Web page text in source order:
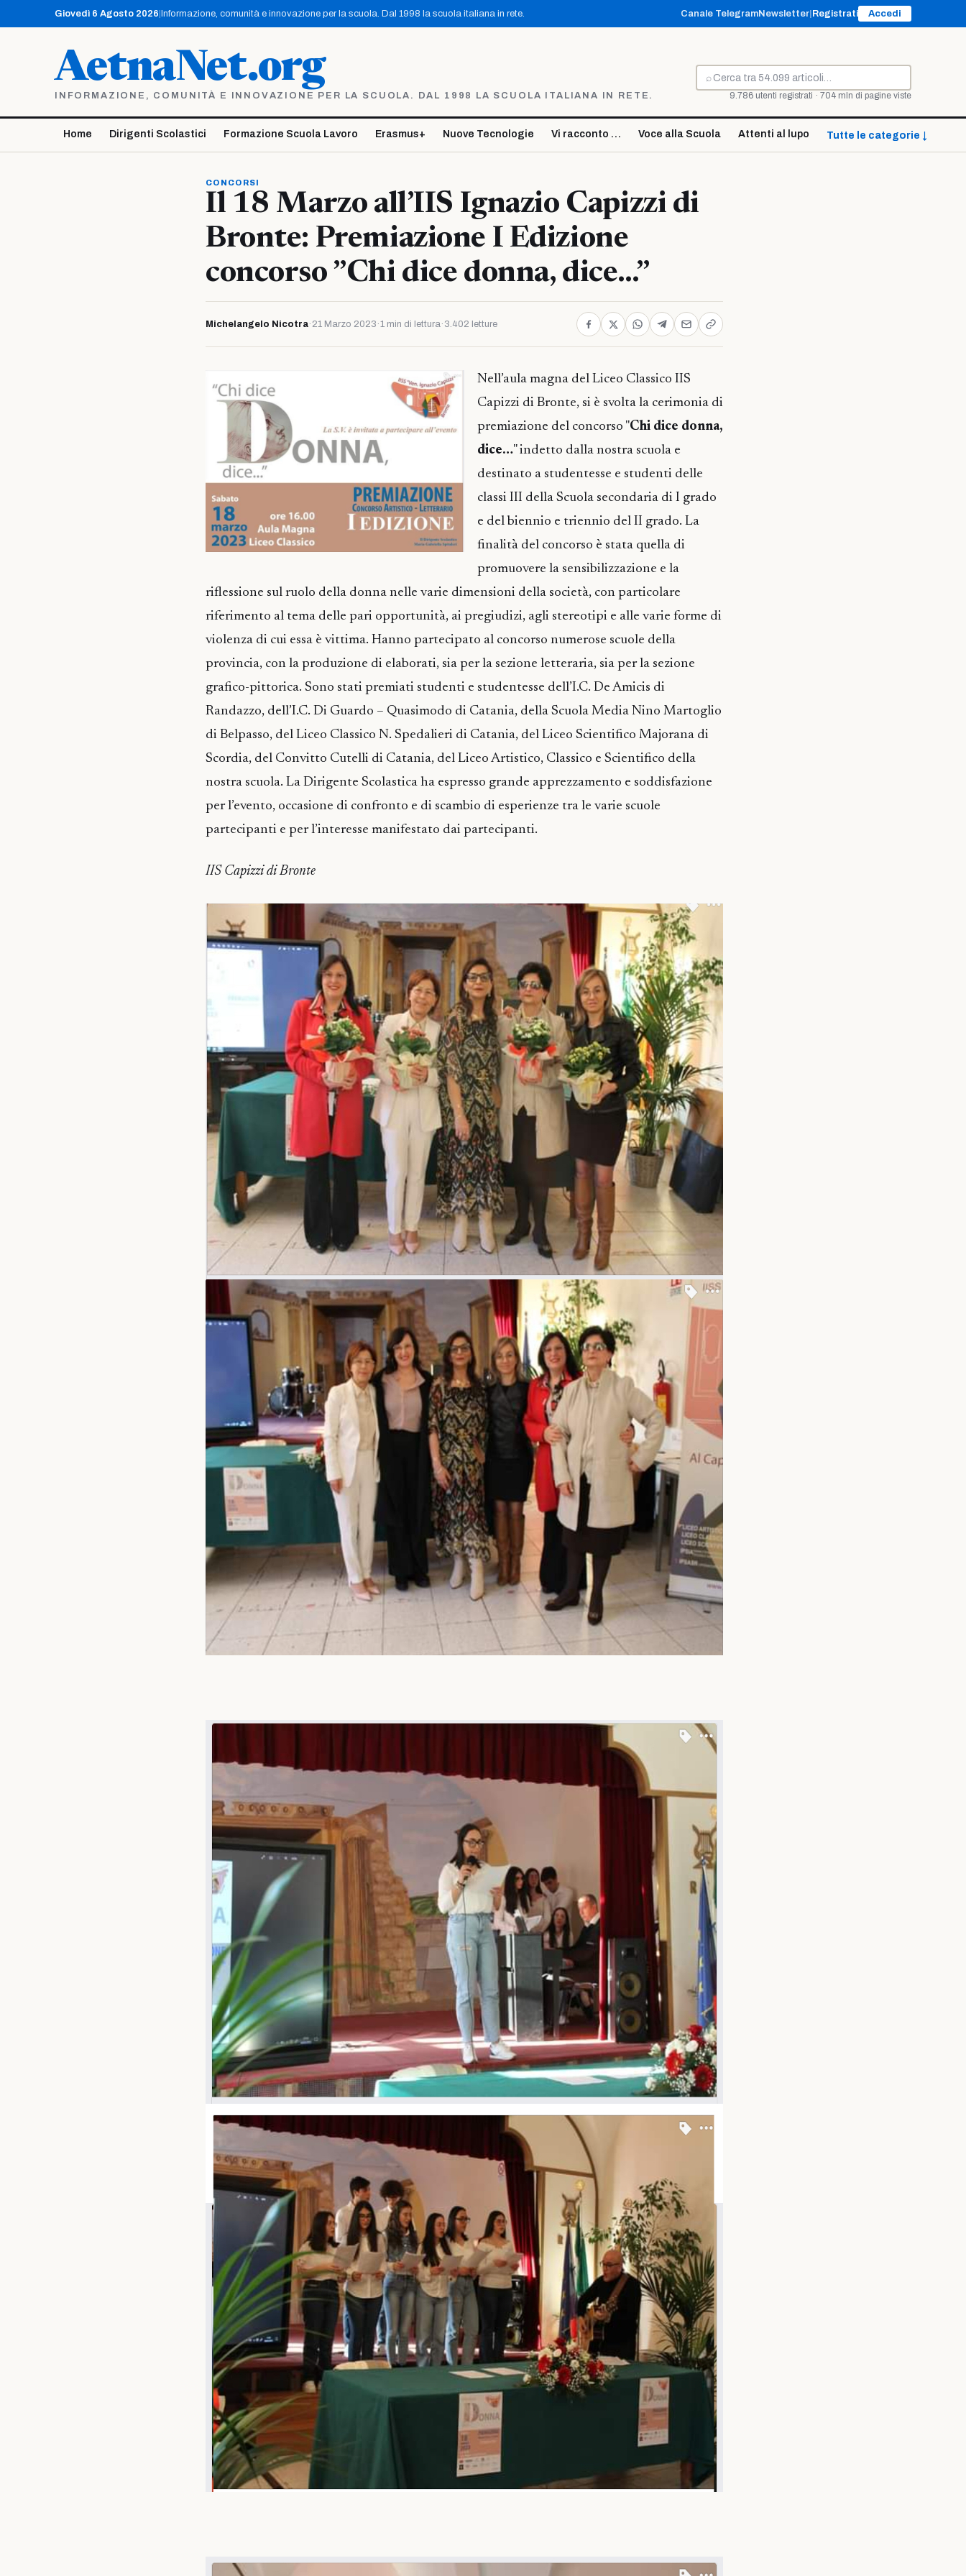
contenuto
Giovedì 6 Agosto 2026 Informazione, comunità e innovazione per la scuola. Dal 1998 la scuola italiana in rete. Canale TelegramNewsletter Registrati Accedi
AetnaNet.org
INFORMAZIONE, COMUNITÀ E INNOVAZIONE PER LA SCUOLA. DAL 1998 LA SCUOLA ITALIANA IN RETE.
⌕
Cerca
9.786 utenti registrati · 704 mln di pagine viste
Home Dirigenti Scolastici Formazione Scuola Lavoro Erasmus+ Nuove Tecnologie Vi racconto … Voce alla Scuola Attenti al lupo Tutte le categorie ↓
CONCORSI
Il 18 Marzo all’IIS Ignazio Capizzi di
Bronte: Premiazione I Edizione
concorso ”Chi dice donna, dice…”
Michelangelo Nicotra· 21 Marzo 2023 ·1 min di lettura· 3.402 letture
Nell’aula magna del Liceo Classico IIS
Capizzi di Bronte, si è svolta la cerimonia di
premiazione del concorso "Chi dice donna,
dice…" indetto dalla nostra scuola e
destinato a studentesse e studenti delle
classi III della Scuola secondaria di I grado
e del biennio e triennio del II grado. La
finalità del concorso è stata quella di
promuovere la sensibilizzazione e la
riflessione sul ruolo della donna nelle varie dimensioni della società, con particolare
riferimento al tema delle pari opportunità, ai pregiudizi, agli stereotipi e alle varie forme di
violenza di cui essa è vittima. Hanno partecipato al concorso numerose scuole della
provincia, con la produzione di elaborati, sia per la sezione letteraria, sia per la sezione
grafico-pittorica. Sono stati premiati studenti e studentesse dell’I.C. De Amicis di
Randazzo, dell’I.C. Di Guardo – Quasimodo di Catania, della Scuola Media Nino Martoglio
di Belpasso, del Liceo Classico N. Spedalieri di Catania, del Liceo Scientifico Majorana di
Scordia, del Convitto Cutelli di Catania, del Liceo Artistico, Classico e Scientifico della
nostra scuola. La Dirigente Scolastica ha espresso grande apprezzamento e soddisfazione
per l’evento, occasione di confronto e di scambio di esperienze tra le varie scuole
partecipanti e per l’interesse manifestato dai partecipanti.
IIS Capizzi di Bronte